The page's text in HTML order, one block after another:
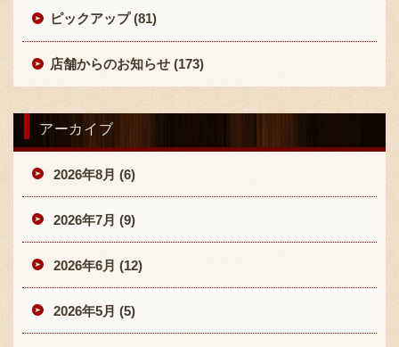
〒869-1107 熊本県菊池郡菊陽町辛川448
TEL 096-349-2222
FAX:096-349-2288
ピックアップ (81)
店舗からのお知らせ (173)
アーカイブ
2026年8月 (6)
2026年7月 (9)
2026年6月 (12)
2026年5月 (5)